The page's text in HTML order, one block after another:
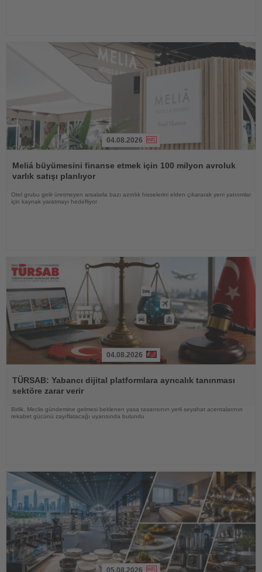
Oku
04.08.2026
Meliá büyümesini finanse etmek için 100 milyon avroluk
varlık satışı planlıyor
Otel grubu gelir üretmeyen arsalarla bazı azınlık hisselerini elden çıkararak yeni yatırımlar
için kaynak yaratmayı hedefliyor
Oku
04.08.2026
TÜRSAB: Yabancı dijital platformlara ayrıcalık tanınması
sektöre zarar verir
Birlik, Meclis gündemine gelmesi beklenen yasa tasarısının yerli seyahat acentalarının
rekabet gücünü zayıflatacağı uyarısında bulundu
05.08.2026